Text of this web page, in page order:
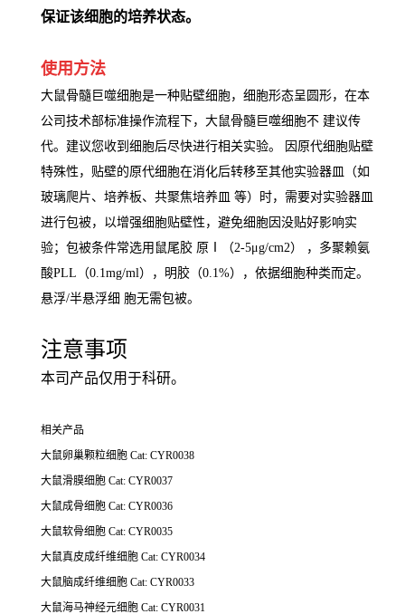
保证该细胞的培养状态。
使用方法
大鼠骨髓巨噬细胞是一种贴壁细胞，细胞形态呈圆形，在本
公司技术部标准操作流程下，大鼠骨髓巨噬细胞不 建议传
代。建议您收到细胞后尽快进行相关实验。 因原代细胞贴壁
特殊性，贴壁的原代细胞在消化后转移至其他实验器皿（如
玻璃爬片、培养板、共聚焦培养皿 等）时，需要对实验器皿
进行包被，以增强细胞贴壁性，避免细胞因没贴好影响实
验；包被条件常选用鼠尾胶 原Ⅰ（2-5μg/cm2） ，多聚赖氨
酸PLL（0.1mg/ml），明胶（0.1%），依据细胞种类而定。
悬浮/半悬浮细 胞无需包被。
注意事项
本司产品仅用于科研。
相关产品
大鼠卵巢颗粒细胞 Cat: CYR0038
大鼠滑膜细胞 Cat: CYR0037
大鼠成骨细胞 Cat: CYR0036
大鼠软骨细胞 Cat: CYR0035
大鼠真皮成纤维细胞 Cat: CYR0034
大鼠脑成纤维细胞 Cat: CYR0033
大鼠海马神经元细胞 Cat: CYR0031